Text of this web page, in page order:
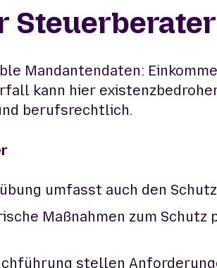
Steuerberater
Mandantendaten:
kann hier
berufsrechtlich.
umfasst auch den
Maßnahmen zum Schutz
stellen